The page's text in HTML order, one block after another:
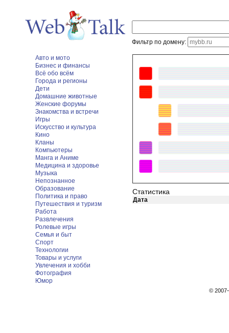
Фильтр по домену:
Авто и мото
Бизнес и финансы
Всё обо всём
Города и регионы
Дети
Домашние животные
Женские форумы
Знакомства и встречи
Игры
Искусство и культура
Кино
Кланы
Компьютеры
Манга и Аниме
Медицина и здоровье
Музыка
Непознанное
Образование
Политика и право
Путешествия и туризм
Работа
Развлечения
Ролевые игры
Семья и быт
Спорт
Технологии
Товары и услуги
Увлечения и хобби
Фотография
Юмор
Статистика
Дата
©